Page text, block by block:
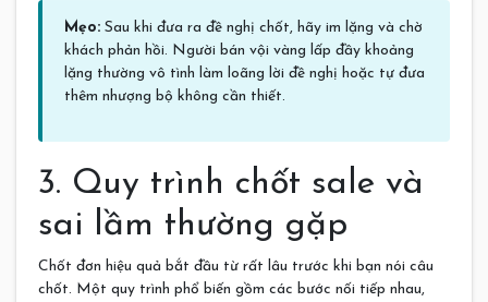
Mẹo: Sau khi đưa ra đề nghị chốt, hãy im lặng và chờ
khách phản hồi. Người bán vội vàng lấp đầy khoảng
lặng thường vô tình làm loãng lời đề nghị hoặc tự đưa
thêm nhượng bộ không cần thiết.
3. Quy trình chốt sale và
sai lầm thường gặp
Chốt đơn hiệu quả bắt đầu từ rất lâu trước khi bạn nói câu
chốt. Một quy trình phổ biến gồm các bước nối tiếp nhau,